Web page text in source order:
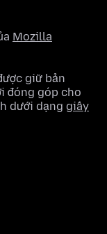
Mozilla
giữ bản
đóng góp cho
dưới dạng giấy